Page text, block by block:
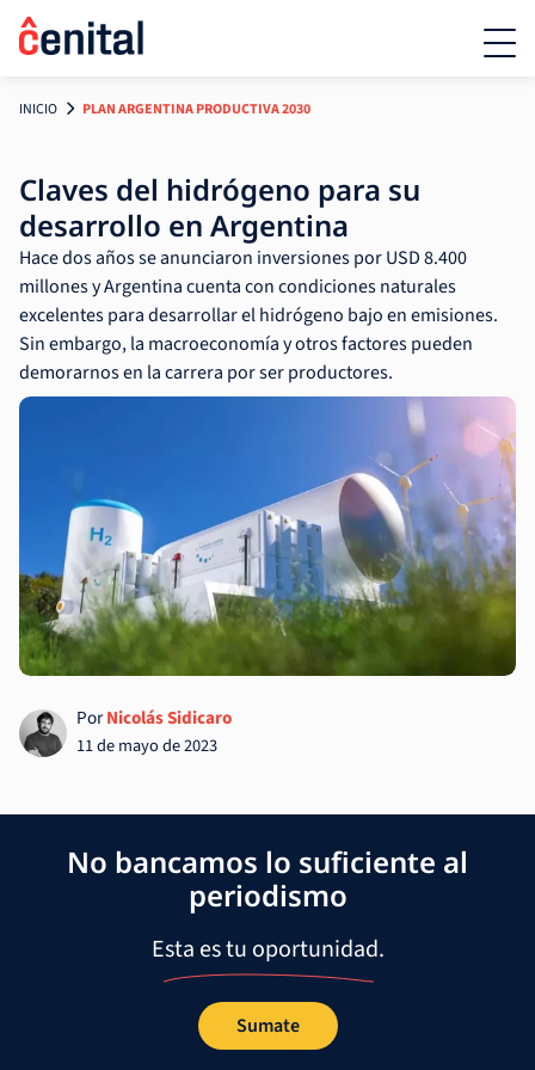
INICIO PLAN ARGENTINA PRODUCTIVA 2030
Claves del hidrógeno para su
desarrollo en Argentina
Hace dos años se anunciaron inversiones por USD 8.400
millones y Argentina cuenta con condiciones naturales
excelentes para desarrollar el hidrógeno bajo en emisiones.
Sin embargo, la macroeconomía y otros factores pueden
demorarnos en la carrera por ser productores.
PorNicolás Sidicaro
11 de mayo de 2023
No bancamos lo suficiente al
periodismo
Esta es tu oportunidad.
Sumate